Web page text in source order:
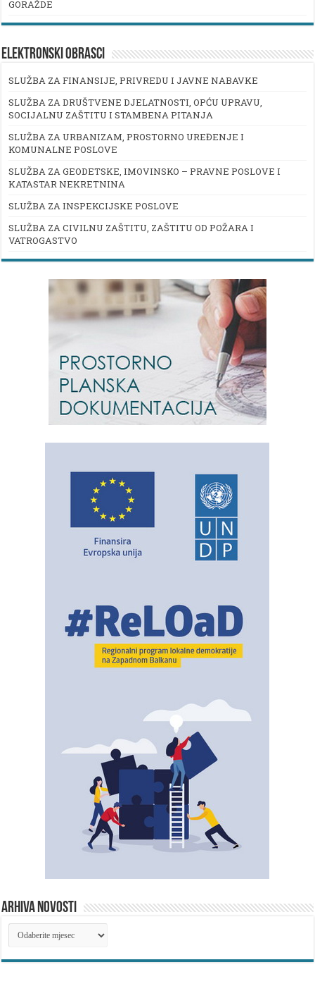
GORAŽDE
ELEKTRONSKI OBRASCI
SLUŽBA ZA FINANSIJE, PRIVREDU I JAVNE NABAVKE
SLUŽBA ZA DRUŠTVENE DJELATNOSTI, OPĆU UPRAVU,
SOCIJALNU ZAŠTITU I STAMBENA PITANJA
SLUŽBA ZA URBANIZAM, PROSTORNO UREĐENJE I
KOMUNALNE POSLOVE
SLUŽBA ZA GEODETSKE, IMOVINSKO – PRAVNE POSLOVE I
KATASTAR NEKRETNINA
SLUŽBA ZA INSPEKCIJSKE POSLOVE
SLUŽBA ZA CIVILNU ZAŠTITU, ZAŠTITU OD POŽARA I
VATROGASTVO
ARHIVA NOVOSTI
ARHIVA
NOVOSTI